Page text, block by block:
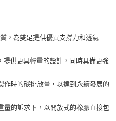
付款」的支付方式。 讓您購物簡單
即可結帳。
款。
」後，將跳轉至「AFTEE先享後付」
，即可完成結帳。
知簡訊。
此簡訊中的連結，可透過四大超商／
)免運費
)免運費
，為雙足提供優異支撐力和透氣
供更具輕量的設計，同時具備更強
作時的碳排放量，以達到永續發展的
量的訴求下，以開放式的橡膠直接包